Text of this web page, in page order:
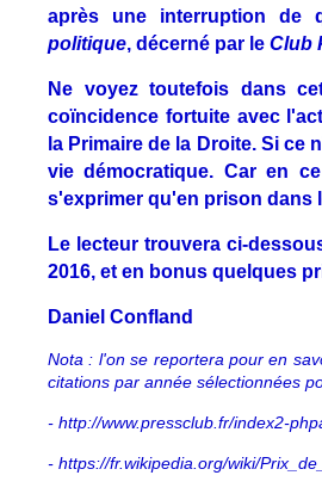
après une interruption de
politique, décerné par le Club
Ne voyez toutefois dans
coïncidence fortuite avec
la Primaire de la Droite. Si
vie démocratique. Car en
s'exprimer qu'en prison dans
Le lecteur trouvera ci-
2016, et en bonus quelques
Daniel Confland
Nota : l'on se reportera pour en
citations par année sélectionnées
- http://www.pressclub.fr/index2-
- https://fr.wikipedia.org/wiki/